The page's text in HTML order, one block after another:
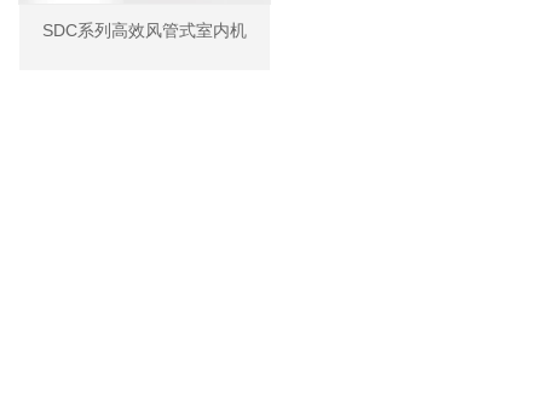
SDC系列高效风管式室内机